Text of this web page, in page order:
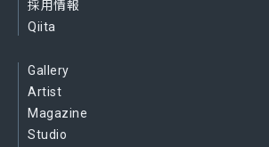
採用情報
Qiita
Gallery
Artist
Magazine
Studio